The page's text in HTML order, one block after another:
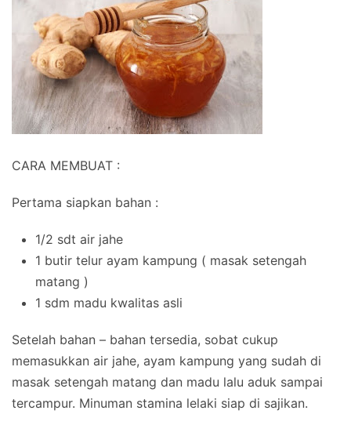
CARA MEMBUAT :
Pertama siapkan bahan :
1/2 sdt air jahe
1 butir telur ayam kampung ( masak setengah
matang )
1 sdm madu kwalitas asli
Setelah bahan – bahan tersedia, sobat cukup
memasukkan air jahe, ayam kampung yang sudah di
masak setengah matang dan madu lalu aduk sampai
tercampur. Minuman stamina lelaki siap di sajikan.